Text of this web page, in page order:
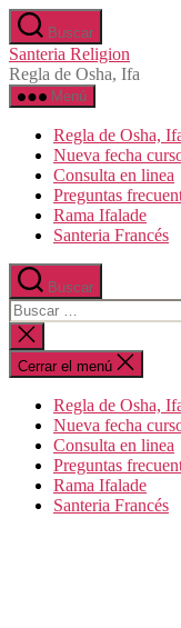
Saltar
al
contenido
Buscar
Santeria Religion
Regla de Osha, Ifa
Menú
Regla de Osha,
Nueva fecha
Consulta en linea
Preguntas
Rama Ifalade
Santeria Francés
Buscar
Buscar:
Cerrar
la
búsqueda
Cerrar el menú
Regla de Osha,
Nueva fecha
Consulta en linea
Preguntas
Rama Ifalade
Santeria Francés